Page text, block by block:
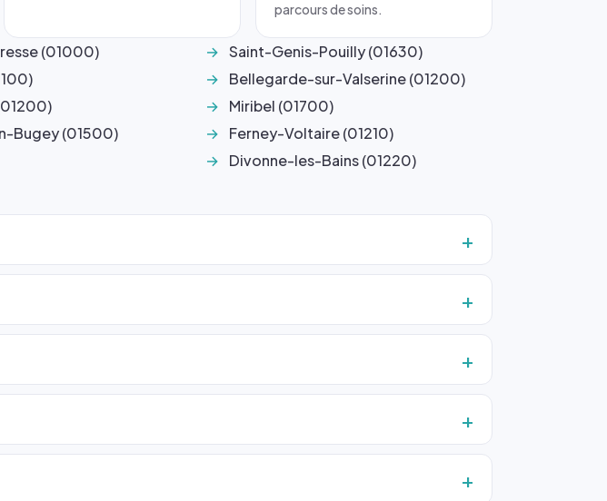
parcours de soins.
(01000)
Bugey (01500)
Saint-Genis-Pouilly (01630)
Bellegarde-sur-Valserine (01200)
Miribel (01700)
Ferney-Voltaire (01210)
Divonne-les-Bains (01220)